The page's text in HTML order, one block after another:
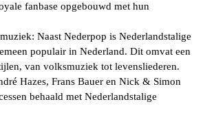
fanbase opgebouwd met hun
Naast Nederpop is Nederlandstalige
populair in Nederland. Dit omvat een
van volksmuziek tot levensliederen.
Hazes, Frans Bauer en Nick & Simon
behaald met Nederlandstalige